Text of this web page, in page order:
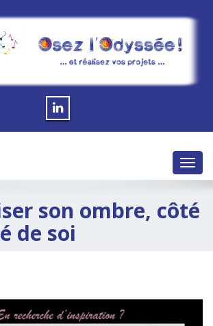
son ombre, côté
de soi